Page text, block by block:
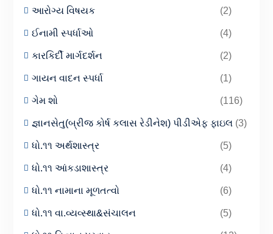
આરોગ્ય વિષયક (2)
ઈનામી સ્પર્ધાઓ (4)
કારકિર્દી માર્ગદર્શન (2)
ગાયન વાદન સ્પર્ધા (1)
ગેમ શો (116)
જ્ઞાનસેતુ(બ્રીજ કોર્ષ કલાસ રેડીનેશ) પીડીએફ ફાઇલ(3)
ધો.૧૧ અર્થશાસ્ત્ર (5)
ધો.૧૧ આંકડાશાસ્ત્ર (4)
ધો.૧૧ નામાના મૂળતત્વો (6)
ધો.૧૧ વા.વ્યવ્સ્થા&સંચાલન (5)